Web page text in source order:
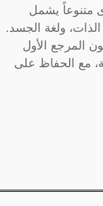
متنوعاً يشمل
ولغة الجسد.
المرجع الأول
مع الحفاظ على